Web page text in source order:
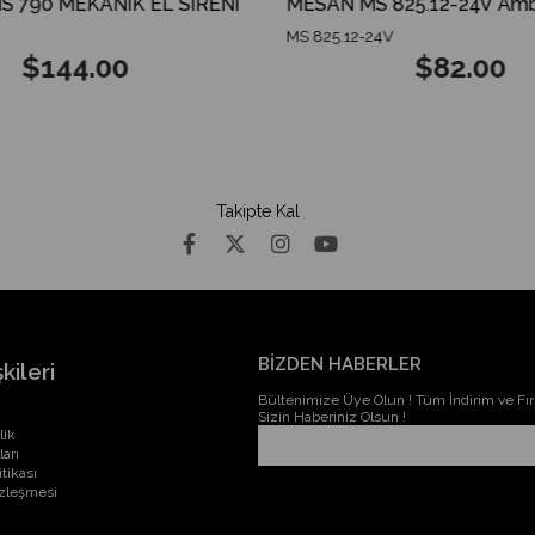
$144.00
MS 825.12-24V
$82.00
Takipte Kal
BİZDEN HABERLER
Bültenimize Üye Olun ! Tüm İndirim ve
Sizin Haberiniz Olsun !